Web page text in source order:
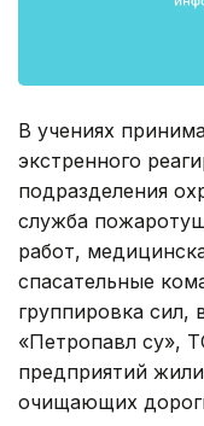
В учениях
экстренного
подразделения
служба
работ,
спасательные
группировка
«Петропавл су»,
предприятий
очищающих